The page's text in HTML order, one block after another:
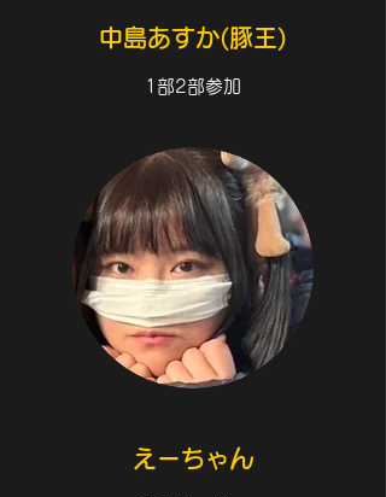
中島あすか(豚王)
1部2部参加
​えーちゃん